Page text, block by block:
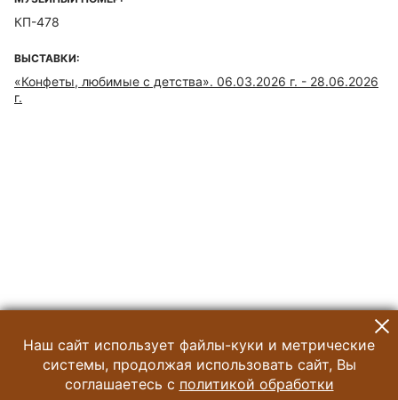
КП-478
ВЫСТАВКИ:
«Конфеты, любимые с детства». 06.03.2026 г. - 28.06.2026
г.
Наш сайт использует файлы-куки и метрические
системы, продолжая использовать сайт, Вы
соглашаетесь с политикой обработки